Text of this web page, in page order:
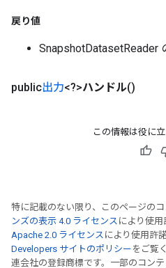
戻り値
SnapshotDatasetReader
public出力<?>ハンドル()
この情報は役に
特に記載のない限り、このページの
ンズの表示 4.0 ライセンス により使
Apache 2.0 ライセンス により使用許
Developers サイトのポリシー をご覧
連会社の登録商標です。一部のコン